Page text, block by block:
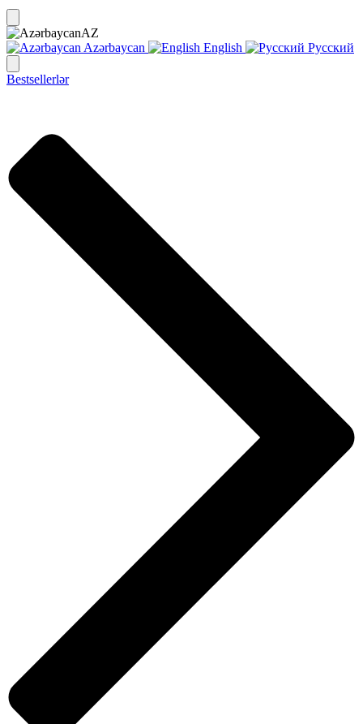
AZ
Azərbaycan
English Русский
Bestsellerlər